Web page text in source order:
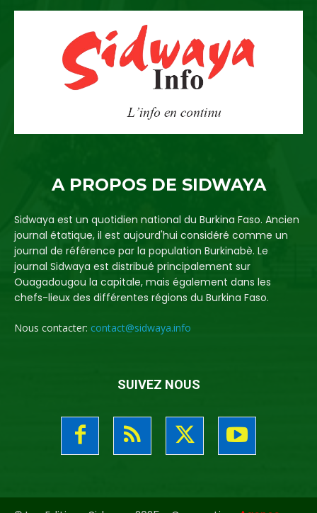
A PROPOS DE SIDWAYA
Sidwaya est un quotidien national du Burkina Faso. Ancien
journal étatique, il est aujourd'hui considéré comme un
journal de référence par la population Burkinabè. Le
journal Sidwaya est distribué principalement sur
Ouagadougou la capitale, mais également dans les
chefs-lieux des différentes régions du Burkina Faso.
Nous contacter: contact@sidwaya.info
SUIVEZ NOUS